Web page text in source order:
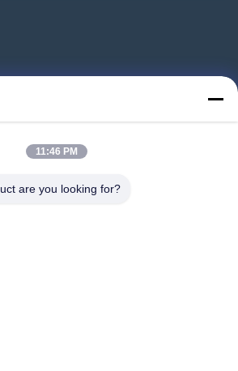
11:46 PM
are you looking for?